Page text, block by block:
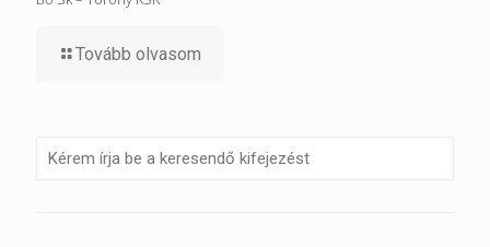
Tovább olvasom